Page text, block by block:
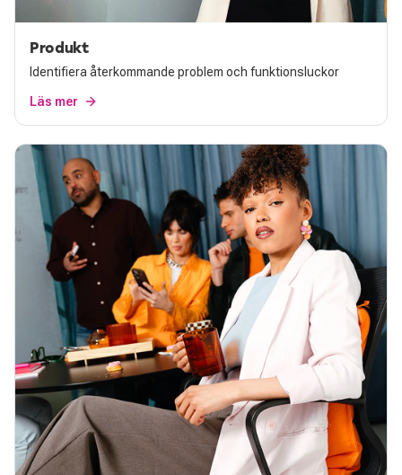
Produkt
Identifiera återkommande problem och funktionsluckor
Läs mer